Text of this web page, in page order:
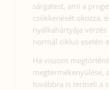
sárgatest, ami a
csökkenését okozza,
nyálkahártyája
normál ciklus esetén
Ha viszont
megtermékenyülése,
továbbra is termeli a